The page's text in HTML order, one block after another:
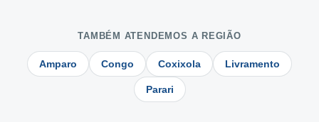
TAMBÉM ATENDEMOS A REGIÃO
Amparo Congo Coxixola Livramento
Parari